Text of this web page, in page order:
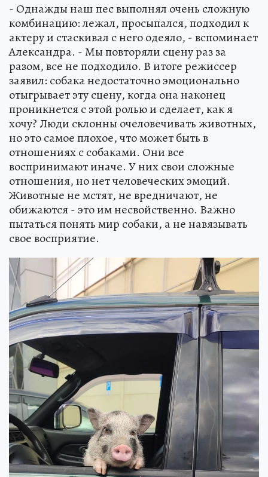
- Однажды наш пес выполнял очень сложную
комбинацию: лежал, просыпался, подходил к
актеру и стаскивал с него одеяло, - вспоминает
Александра. - Мы повторяли сцену раз за
разом, все не подходило. В итоге режиссер
заявил: собака недостаточно эмоционально
отыгрывает эту сцену, когда она наконец
проникнется с этой ролью и сделает, как я
хочу? Люди склонны очеловечивать животных,
но это самое плохое, что может быть в
отношениях с собаками. Они все
воспринимают иначе. У них свои сложные
отношения, но нет человеческих эмоций.
Животные не мстят, не вредничают, не
обижаются - это им несвойственно. Важно
пытаться понять мир собаки, а не навязывать
свое восприятие.